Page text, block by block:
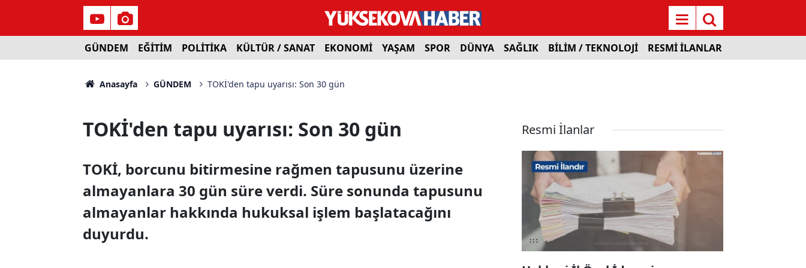
GÜNDEM EĞİTİM POLİTİKA KÜLTÜR / SANAT EKONOMİ YAŞAM SPOR DÜNYA SAĞLIK BİLİM / TEKNOLOJİ RESMİ İLANLAR
Anasayfa GÜNDEM TOKİ'den tapu uyarısı: Son 30 gün
TOKİ'den tapu uyarısı: Son 30 gün
TOKİ, borcunu bitirmesine rağmen tapusunu üzerine
almayanlara 30 gün süre verdi. Süre sonunda tapusunu
almayanlar hakkında hukuksal işlem başlatacağını
duyurdu.
Resmi İlanlar